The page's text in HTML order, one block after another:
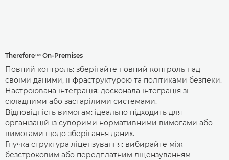
Therefore™ On-Premises
Повний контроль: зберігайте повний контроль над
своїми даними, інфраструктурою та політиками безпеки.
Настроювана інтеграція: досконала інтеграція зі
складними або застарілими системами.
Відповідність вимогам: ідеально підходить для
організацій із суворими нормативними вимогами або
вимогами щодо зберігання даних.
Гнучка структура ліцензування: вибирайте між
безстроковим або передплатним ліцензуванням